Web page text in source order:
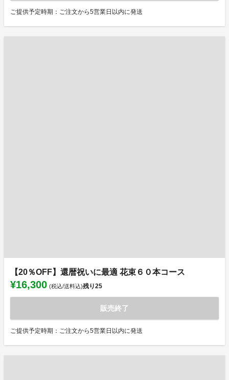
ご提供予定時期：ご注文から5営業日以内に発送
【20％OFF】還暦祝いに最適 花束６０本コース
¥16,300 (税込/送料込)残り25
販売終了
ご提供予定時期：ご注文から5営業日以内に発送